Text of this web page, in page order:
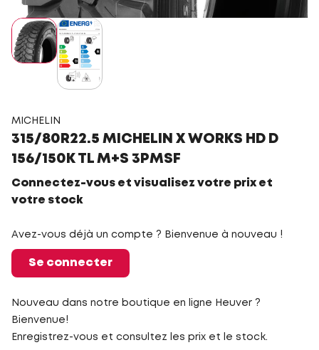
MICHELIN
315/80R22.5 MICHELIN X WORKS HD D
156/150K TL M+S 3PMSF
Connectez-vous et visualisez votre prix et
votre stock
Avez-vous déjà un compte ? Bienvenue à nouveau !
Se connecter
Nouveau dans notre boutique en ligne Heuver ?
Bienvenue!
Enregistrez-vous et consultez les prix et le stock.